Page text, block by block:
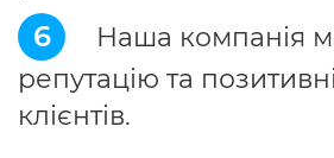
6
Наша компанія
репутацію та
клієнтів.